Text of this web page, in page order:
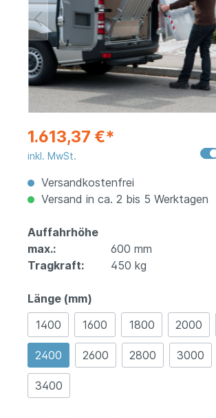
1.613,37 €*
inkl. MwSt.
Versandkostenfrei
Versand in ca. 2 bis 5 Werktagen
Auffahrhöhe
max.:
600 mm
Tragkraft:
450 kg
Länge (mm)
1400
1600 1800 2000
2400 2600 2800 3000
3400